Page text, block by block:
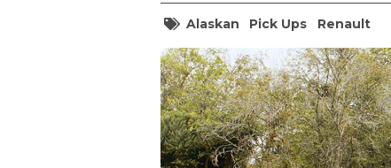
Alaskan Pick Ups Renault